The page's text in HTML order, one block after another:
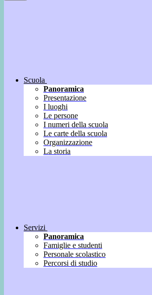
Scuola
Panoramica
Presentazione
I luoghi
Le persone
I numeri della scuola
Le carte della scuola
Organizzazione
La storia
Servizi
Panoramica
Famiglie e studenti
Personale scolastico
Percorsi di studio